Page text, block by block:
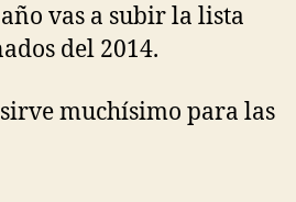
vas a subir la lista
del 2014.
muchísimo para las